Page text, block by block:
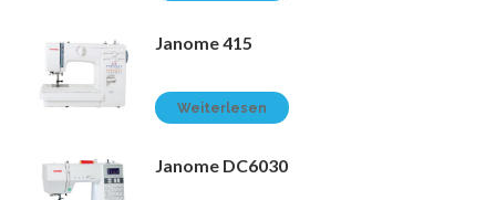
Janome 415
Weiterlesen
Janome DC6030